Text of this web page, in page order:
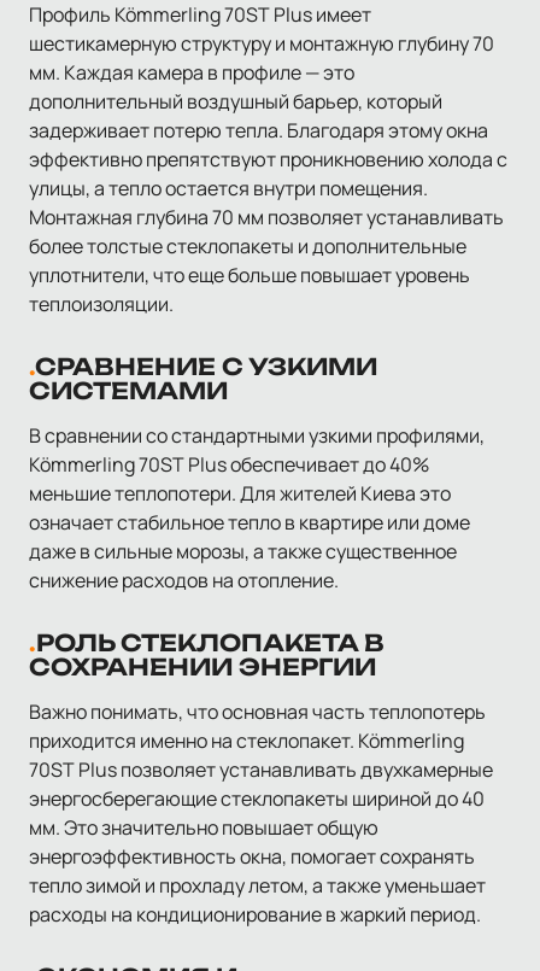
Профиль Kömmerling 70ST Plus имеет
шестикамерную структуру и монтажную глубину 70
мм. Каждая камера в профиле — это
дополнительный воздушный барьер, который
задерживает потерю тепла. Благодаря этому окна
эффективно препятствуют проникновению холода с
улицы, а тепло остается внутри помещения.
Монтажная глубина 70 мм позволяет устанавливать
более толстые стеклопакеты и дополнительные
уплотнители, что еще больше повышает уровень
теплоизоляции.
СРАВНЕНИЕ С УЗКИМИ
СИСТЕМАМИ
В сравнении со стандартными узкими профилями,
Kömmerling 70ST Plus обеспечивает до 40%
меньшие теплопотери. Для жителей Киева это
означает стабильное тепло в квартире или доме
даже в сильные морозы, а также существенное
снижение расходов на отопление.
РОЛЬ СТЕКЛОПАКЕТА В
СОХРАНЕНИИ ЭНЕРГИИ
Важно понимать, что основная часть теплопотерь
приходится именно на стеклопакет. Kömmerling
70ST Plus позволяет устанавливать двухкамерные
энергосберегающие стеклопакеты шириной до 40
мм. Это значительно повышает общую
энергоэффективность окна, помогает сохранять
тепло зимой и прохладу летом, а также уменьшает
расходы на кондиционирование в жаркий период.